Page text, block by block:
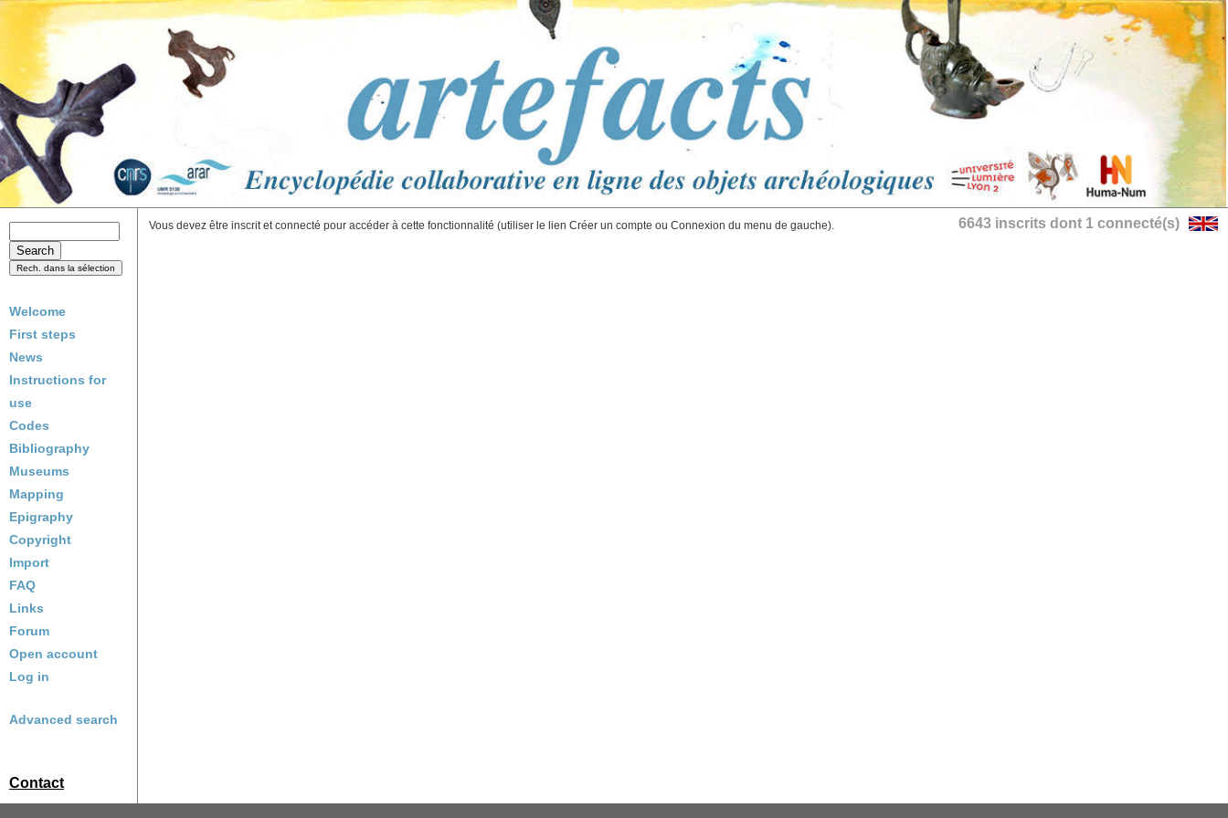
Welcome
First steps
News
Instructions for
use
Codes
Bibliography
Museums
Mapping
Epigraphy
Copyright
Import
FAQ
Links
Forum
Open account
Log in
Advanced search
Contact
6643 inscrits dont 1 connecté(s)
Vous devez être inscrit et connecté pour accéder à cette fonctionnalité (utiliser le lien Créer un compte ou Connexion du menu de gauche).